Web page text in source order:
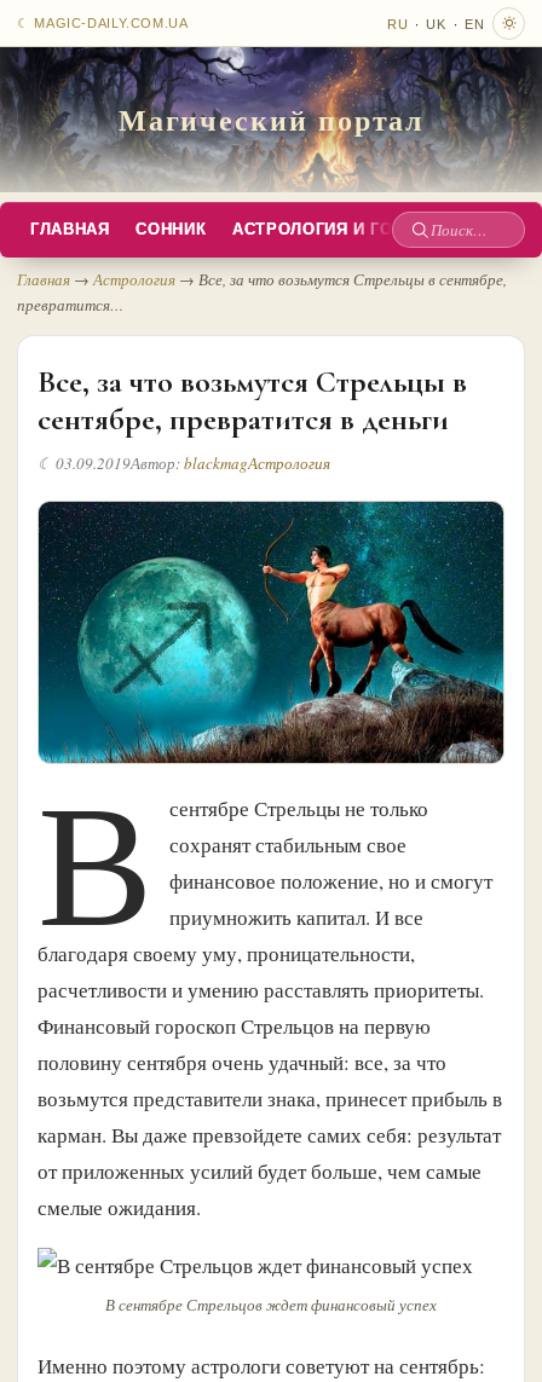
☾ MAGIC-DAILY.COM.UA RU · UK · EN
Магический портал
ГЛАВНАЯ СОННИК АСТРОЛОГИЯ И ГОРОСКОПЫ
Поиск
по
Главная → Астрология → Все, за что возьмутся Стрельцы в сентябре,
превратится…
Все, за что возьмутся Стрельцы в
сентябре, превратится в деньги
☾ 03.09.2019Автор:blackmagАстрология
В
сентябре Стрельцы не только
сохранят стабильным свое
финансовое положение, но и смогут
приумножить капитал. И все
благодаря своему уму, проницательности,
расчетливости и умению расставлять приоритеты.
Финансовый гороскоп Стрельцов на первую
половину сентября очень удачный: все, за что
возьмутся представители знака, принесет прибыль в
карман. Вы даже превзойдете самих себя: результат
от приложенных усилий будет больше, чем самые
смелые ожидания.
В сентябре Стрельцов ждет финансовый успех
Именно поэтому астрологи советуют на сентябрь: